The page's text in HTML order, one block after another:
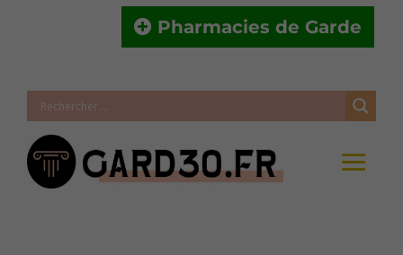
Pharmacies de Garde